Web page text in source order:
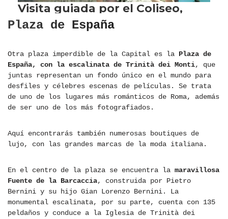
Plaza de España
Otra plaza imperdible de la Capital es la Plaza de
España, con la escalinata de Trinità dei Monti, que
juntas representan un fondo único en el mundo para
desfiles y célebres escenas de películas. Se trata
de uno de los lugares más románticos de Roma, además
de ser uno de los más fotografiados.
Aquí encontrarás también numerosas boutiques de
lujo, con las grandes marcas de la moda italiana.
En el centro de la plaza se encuentra la maravillosa
Fuente de la Barcaccia, construida por Pietro
Bernini y su hijo Gian Lorenzo Bernini. La
monumental escalinata, por su parte, cuenta con 135
peldaños y conduce a la Iglesia de Trinità dei